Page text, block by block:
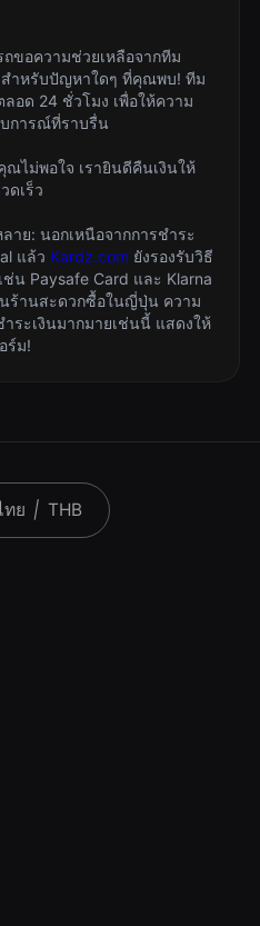
ขอความช่วยเหลือจากทีม
สำหรับปัญหาใดๆ ที่คุณพบ! ทีม
อด 24 ชั่วโมง เพื่อให้ความ
การณ์ที่ราบรื่น
ไม่พอใจ เรายินดีคืนเงินให้
ดเร็ว
าย: นอกเหนือจากการชำระ
แล้ว Kardz.com ยังรองรับวิธี
น Paysafe Card และ Klarna
ร้านสะดวกซื้อในญี่ปุ่น ความ
ระเงินมากมายเช่นนี้ แสดงให้
ร์ม!
ทย | THB